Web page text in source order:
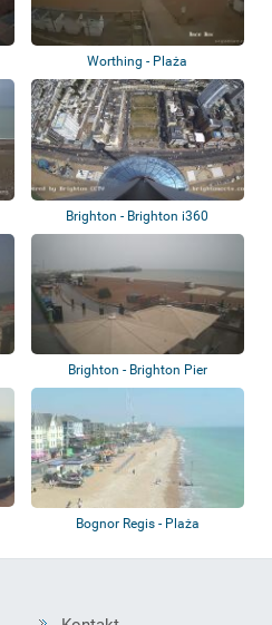
Worthing - Plaża
Brighton - Brighton i360
Brighton - Brighton Pier
Bognor Regis - Plaża